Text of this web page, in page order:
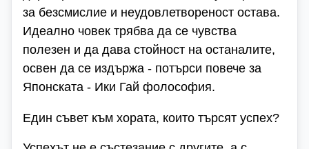
за безсмислие и неудовлетвореност остава.
Идеално човек трябва да се чувства
полезен и да дава стойност на останалите,
освен да се издържа - потърси повече за
Японската - Ики Гай фолософия.
Един съвет към хората, които търсят успех?